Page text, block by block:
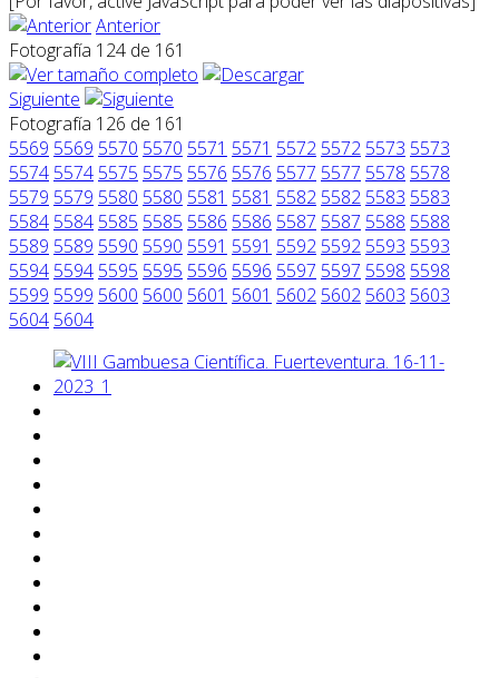
Anterior
Fotografía 124 de 161
Siguiente
Fotografía 126 de 161
5569 5569 5570 5570 5571 5571 5572 5572 5573 5573
5574 5574 5575 5575 5576 5576 5577 5577 5578 5578
5579 5579 5580 5580 5581 5581 5582 5582 5583 5583
5584 5584 5585 5585 5586 5586 5587 5587 5588 5588
5589 5589 5590 5590 5591 5591 5592 5592 5593 5593
5594 5594 5595 5595 5596 5596 5597 5597 5598 5598
5599 5599 5600 5600 5601 5601 5602 5602 5603 5603
5604 5604